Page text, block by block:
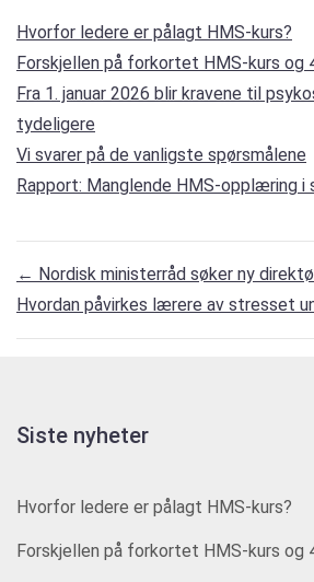
Hvorfor ledere er pålagt HMS-kurs?
Forskjellen på forkortet HMS-kurs og
Fra 1. januar 2026 blir kravene til
tydeligere
Vi svarer på de vanligste spørsmålene
Rapport: Manglende HMS-opplæring i
← Nordisk ministerråd søker ny
Hvordan påvirkes lærere av stresset
Siste nyheter
Hvorfor ledere er pålagt HMS-kurs?
Forskjellen på forkortet HMS-kurs og